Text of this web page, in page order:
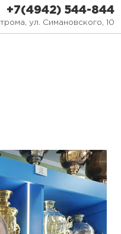
+7(4942) 544-844
ул. Симановского, 10